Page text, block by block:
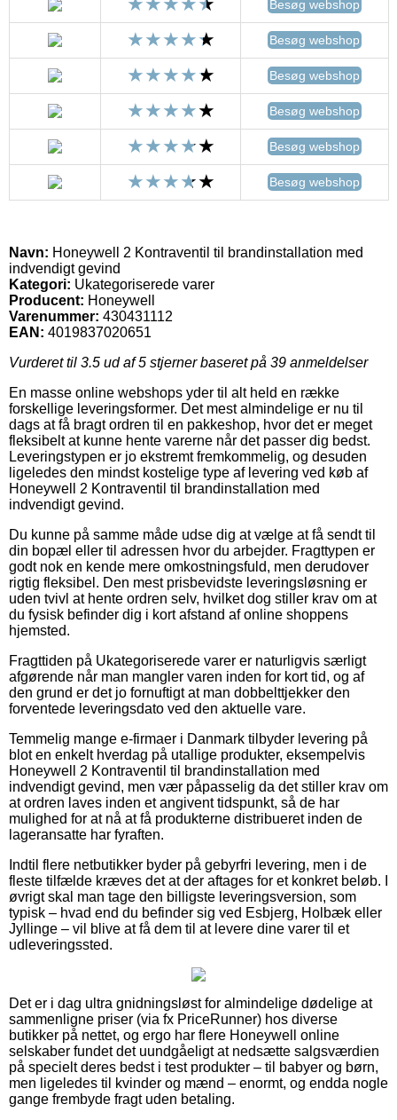
Besøg webshop
Besøg webshop
Besøg webshop
Besøg webshop
Besøg webshop
Besøg webshop
Navn: Honeywell 2 Kontraventil til brandinstallation med
indvendigt gevind
Kategori: Ukategoriserede varer
Producent: Honeywell
Varenummer: 430431112
EAN: 4019837020651
Vurderet til 3.5 ud af 5 stjerner baseret på 39 anmeldelser
En masse online webshops yder til alt held en række
forskellige leveringsformer. Det mest almindelige er nu til
dags at få bragt ordren til en pakkeshop, hvor det er meget
fleksibelt at kunne hente varerne når det passer dig bedst.
Leveringstypen er jo ekstremt fremkommelig, og desuden
ligeledes den mindst kostelige type af levering ved køb af
Honeywell 2 Kontraventil til brandinstallation med
indvendigt gevind.
Du kunne på samme måde udse dig at vælge at få sendt til
din bopæl eller til adressen hvor du arbejder. Fragttypen er
godt nok en kende mere omkostningsfuld, men derudover
rigtig fleksibel. Den mest prisbevidste leveringsløsning er
uden tvivl at hente ordren selv, hvilket dog stiller krav om at
du fysisk befinder dig i kort afstand af online shoppens
hjemsted.
Fragttiden på Ukategoriserede varer er naturligvis særligt
afgørende når man mangler varen inden for kort tid, og af
den grund er det jo fornuftigt at man dobbelttjekker den
forventede leveringsdato ved den aktuelle vare.
Temmelig mange e-firmaer i Danmark tilbyder levering på
blot en enkelt hverdag på utallige produkter, eksempelvis
Honeywell 2 Kontraventil til brandinstallation med
indvendigt gevind, men vær påpasselig da det stiller krav om
at ordren laves inden et angivent tidspunkt, så de har
mulighed for at nå at få produkterne distribueret inden de
lageransatte har fyraften.
Indtil flere netbutikker byder på gebyrfri levering, men i de
fleste tilfælde kræves det at der aftages for et konkret beløb. I
øvrigt skal man tage den billigste leveringsversion, som
typisk – hvad end du befinder sig ved Esbjerg, Holbæk eller
Jyllinge – vil blive at få dem til at levere dine varer til et
udleveringssted.
Det er i dag ultra gnidningsløst for almindelige dødelige at
sammenligne priser (via fx PriceRunner) hos diverse
butikker på nettet, og ergo har flere Honeywell online
selskaber fundet det uundgåeligt at nedsætte salgsværdien
på specielt deres bedst i test produkter – til babyer og børn,
men ligeledes til kvinder og mænd – enormt, og endda nogle
gange frembyde fragt uden betaling.